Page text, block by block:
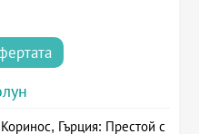
Гърция: Престой с